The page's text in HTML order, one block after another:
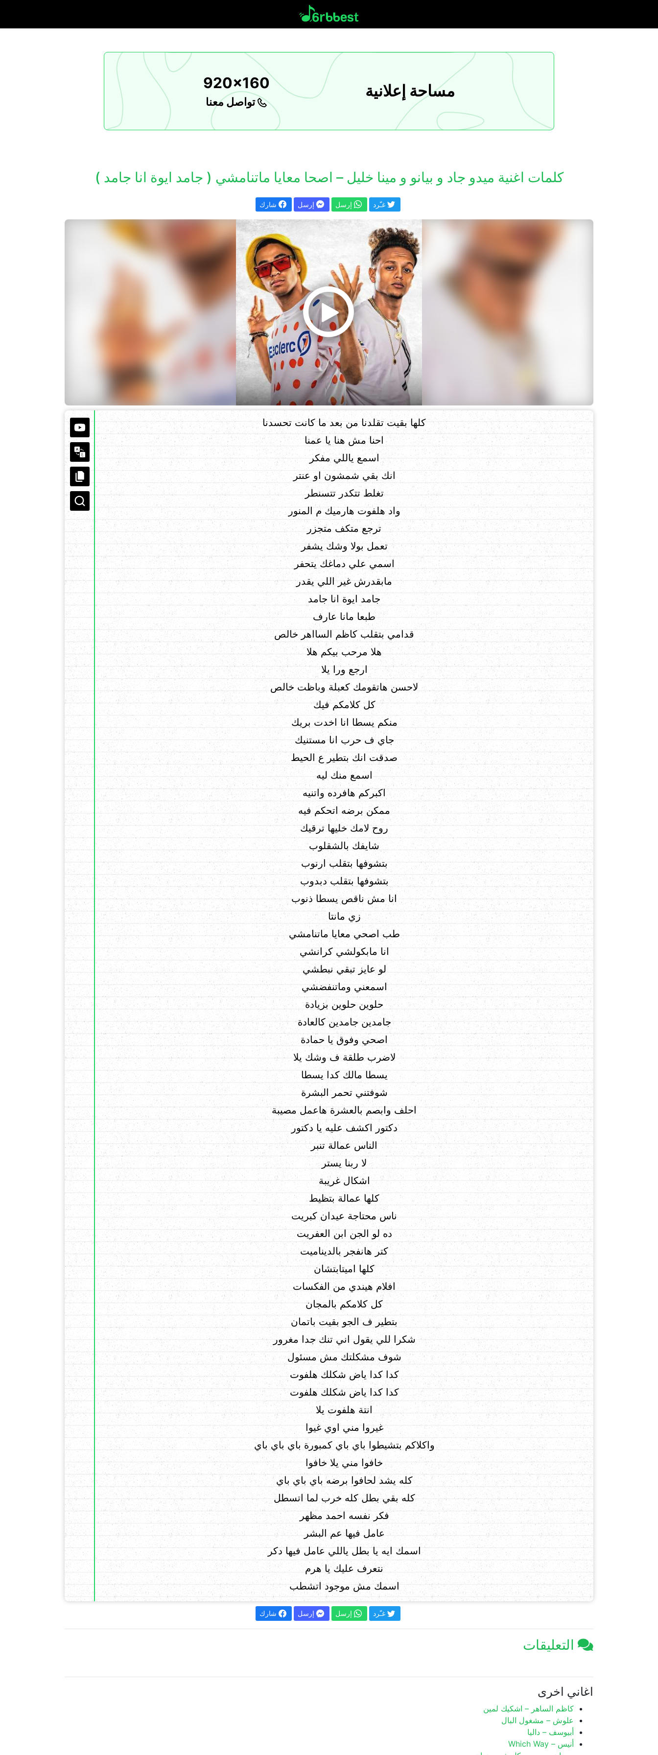
مساحة إعلانية 920x160
تواصل معنا
كلمات اغنية ميدو جاد و بيانو و مينا خليل – اصحا معايا ماتنامشي ( جامد ايوة انا جامد )
كلها بقيت تقلدنا من بعد ما كانت تحسدنا
احنا مش هنا يا عمنا
اسمع ياللي مفكر
انك بقي شمشون او عنتر
تغلط تتكدر تتسنطر
واد هلفوت هارميك م المنور
ترجع متكف متجزر
تعمل بولا وشك يشفر
اسمي علي دماغك يتحفر
مابقدرش غير اللي يقدر
جامد ايوة انا جامد
طبعا مانا عارف
قدامي بتقلب كاظم السااهر خالص
هلا مرحب بيكم هلا
ارجع ورا يلا
لاحسن هاتقومك كعبلة وباظت خالص
كل كلامكم فيك
منكم يسطا انا اخدت بريك
جاي ف حرب انا مستنيك
صدقت انك بتطير ع الحيط
اسمع منك ليه
اكبركم هافرده واتنيه
ممكن برضه اتحكم فيه
روح لامك خليها ترقيك
شايفك بالشقلوب
بتشوفها بتقلب ارنوب
بتشوفها بتقلب دبدوب
انا مش ناقص يسطا ذنوب
زي مانتا
طب اصحي معايا ماتنامشي
انا مابكولشي كرانشي
لو عايز تبقي نبطشي
اسمعني وماتنفضشي
حلوين حلوين بزيادة
جامدين جامدين كالعادة
اصحي وفوق يا حمادة
لاضرب طلقة ف وشك يلا
يسطا مالك كدا يسطا
شوفتني تحمر البشرة
احلف وابصم بالعشرة هاعمل مصيبة
دكتور اكشف عليه يا دكتور
الناس عمالة تنبر
لا ربنا يستر
اشكال غريبة
كلها عمالة بتظيط
ناس محتاجة عيدان كبريت
ده لو الجن ابن العفريت
كتر هانفجر بالديناميت
كلها اميتابتشان
افلام هيندي من الفكسات
كل كلامكم بالمجان
بتطير ف الجو بقيت باتمان
شكرا للي يقول اني تنك جدا مغرور
شوف مشكلتك مش مسئول
كدا كدا ياض شكلك هلفوت
كدا كدا ياض شكلك هلفوت
انتة هلفوت يلا
غيروا مني اوي غيوا
واكلاكم بتشيطوا باي باي كمبورة باي باي باي
خافوا مني يلا خافوا
كله يشد لحافوا برضه باي باي باي
كله بقي بطل كله خرب لما اتسطل
فكر نفسه احمد مظهر
عامل فيها عم البشر
اسمك ايه يا بطل ياللي عامل فيها دكر
نتعرف عليك يا هرم
اسمك مش موجود اتشطب
التعليقات
اغاني اخرى
كاظم الساهر – اشكيك لمين
علوش – مشغول البال
أبيوسف – داليا
أنيس – Which Way